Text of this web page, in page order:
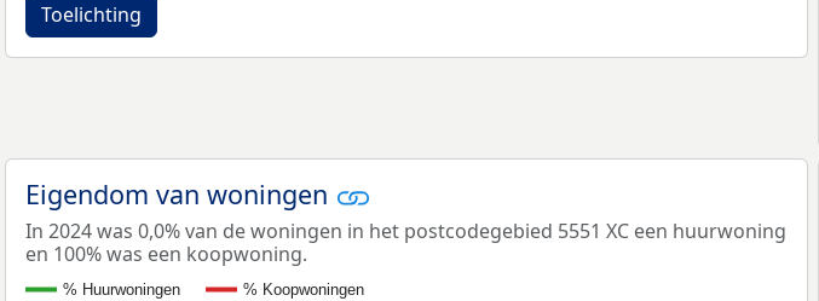
Toelichting
Eigendom van woningen
In 2024 was 0,0% van de woningen in het postcodegebied 5551 XC een huurwoning
en 100% was een koopwoning.
% Huurwoningen % Koopwoningen